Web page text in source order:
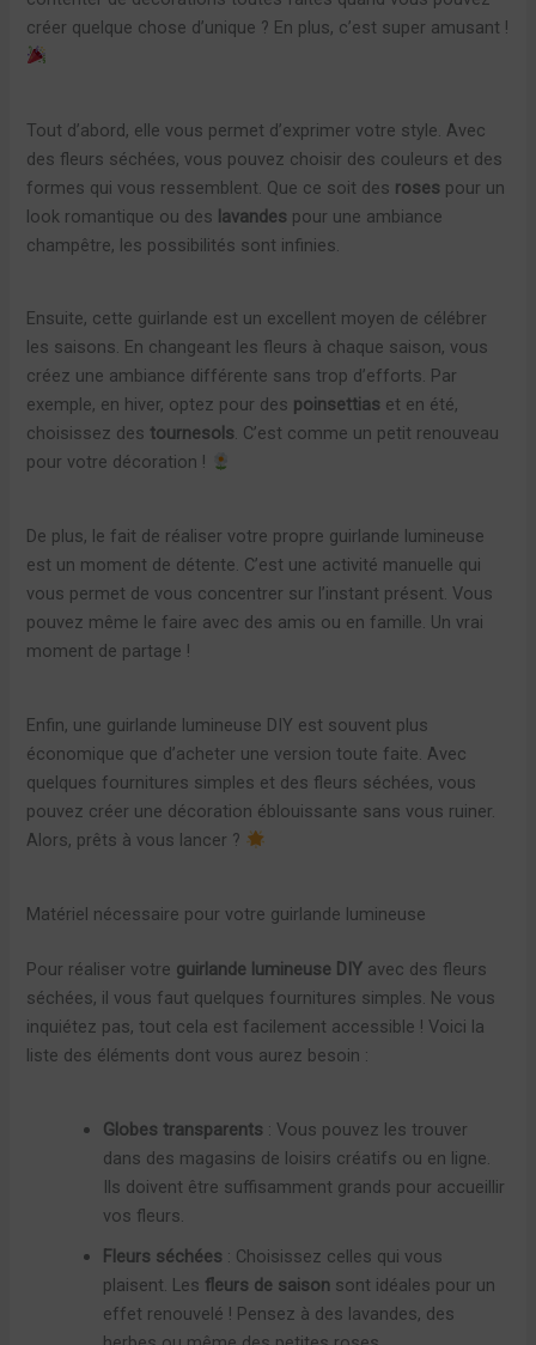
créer quelque chose d’unique ? En plus, c’est super amusant !
Tout d’abord, elle vous permet d’exprimer votre style. Avec
des fleurs séchées, vous pouvez choisir des couleurs et des
formes qui vous ressemblent. Que ce soit des roses pour un
look romantique ou des lavandes pour une ambiance
champêtre, les possibilités sont infinies.
Ensuite, cette guirlande est un excellent moyen de célébrer
les saisons. En changeant les fleurs à chaque saison, vous
créez une ambiance différente sans trop d’efforts. Par
exemple, en hiver, optez pour des poinsettias et en été,
choisissez destournesols. C’est comme un petit renouveau
pour votre décoration !
De plus, le fait de réaliser votre propre guirlande lumineuse
est un moment de détente. C’est une activité manuelle qui
vous permet de vous concentrer sur l’instant présent. Vous
pouvez même le faire avec des amis ou en famille. Un vrai
moment de partage !
Enfin, une guirlande lumineuse DIY est souvent plus
économique que d’acheter une version toute faite. Avec
quelques fournitures simples et des fleurs séchées, vous
pouvez créer une décoration éblouissante sans vous ruiner.
Alors, prêts à vous lancer ?
Matériel nécessaire pour votre guirlande lumineuse
Pour réaliser votre guirlande lumineuse DIY avec des fleurs
séchées, il vous faut quelques fournitures simples. Ne vous
inquiétez pas, tout cela est facilement accessible ! Voici la
liste des éléments dont vous aurez besoin :
Globes transparents : Vous pouvez les trouver
dans des magasins de loisirs créatifs ou en ligne.
Ils doivent être suffisamment grands pour accueillir
vos fleurs.
Fleurs séchées : Choisissez celles qui vous
plaisent. Les fleurs de saison sont idéales pour un
effet renouvelé ! Pensez à des lavandes, des